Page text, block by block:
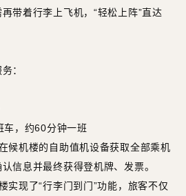
带着行李上飞机，“轻松上阵”直达
：
车，约60分钟一班
候机楼的自助值机设备获取全部乘机
信息并最终获得登机牌、发票。
实现了“行李门到门”功能，旅客不仅